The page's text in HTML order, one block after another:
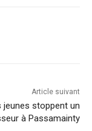
Article suivant
jeunes stoppent un
à Passamainty